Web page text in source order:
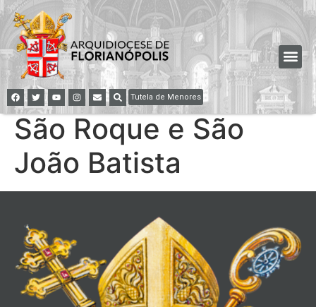
Tutela de Menores
São Roque e São
João Batista